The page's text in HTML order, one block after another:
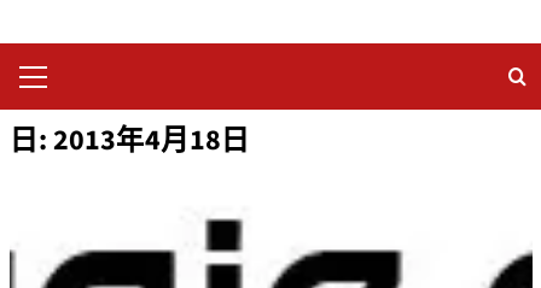
イ
ン
メ
日:2013年4月18日